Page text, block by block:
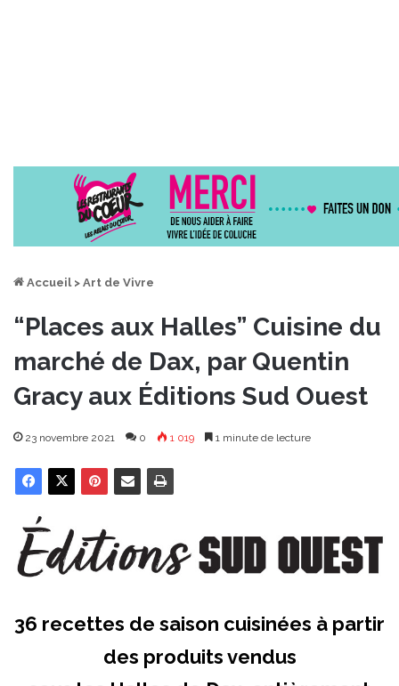
Accueil > Art de Vivre
“Places aux Halles” Cuisine du
marché de Dax, par Quentin
Gracy aux Éditions Sud Ouest
23 novembre 2021 0 1 019 1 minute de lecture
36 recettes de saison cuisinées à partir
des produits vendus